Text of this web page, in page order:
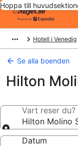
Hoppa till
Hotell i Venedig
Se alla boenden
Hilton
Vart reser du?
Hilton Molino
Datum